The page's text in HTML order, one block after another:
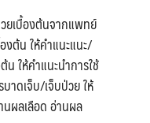
ยเบื้องต้นจากแพทย์
งต้น ให้คำแนะแนะ/
น ให้คำแนะนำการใช้
าดเจ็บ/เจ็บป่วย ให้
ผลเลือด อ่านผล